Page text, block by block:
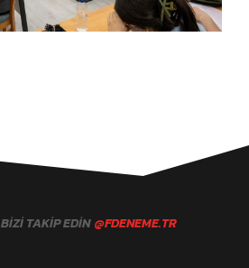
BIZI TAKIP EDIN @FDENEME.TR